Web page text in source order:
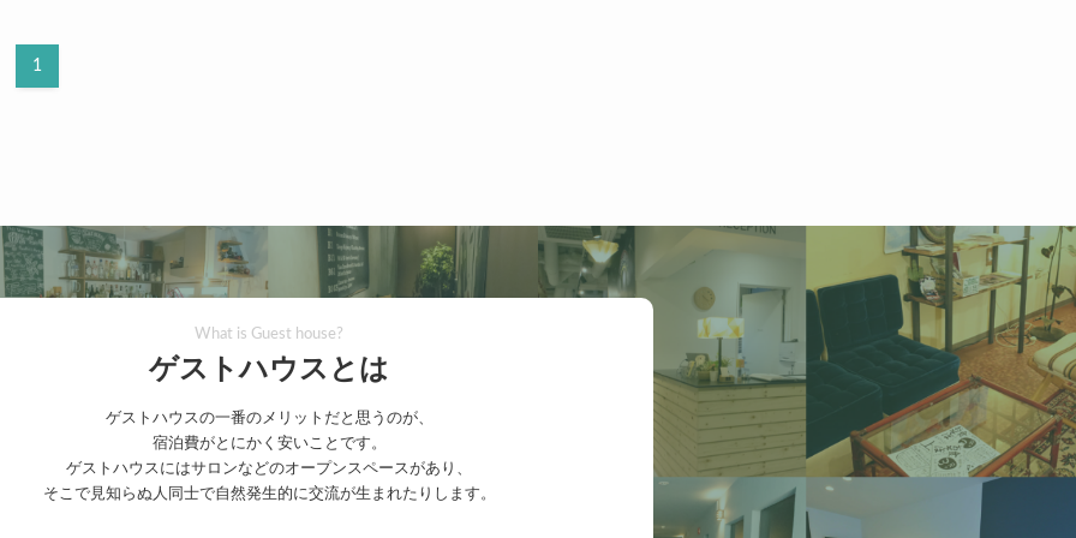
1
What is Guest house?
ゲストハウスとは
ゲストハウスの一番のメリットだと思うのが、
宿泊費がとにかく安いことです。
ゲストハウスにはサロンなどのオープンスペースがあり、
そこで見知らぬ人同士で自然発生的に交流が生まれたりします。